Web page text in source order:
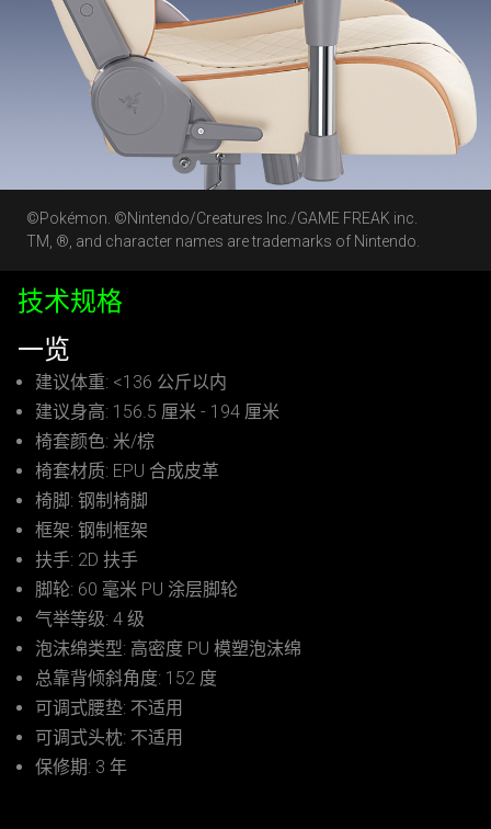
©Pokémon. ©Nintendo/Creatures Inc./GAME FREAK inc.
TM, ®, and character names are trademarks of Nintendo.
技术规格
一览
建议体重: <136 公斤以内
建议身高: 156.5 厘米 - 194 厘米
椅套颜色: 米/棕
椅套材质: EPU 合成皮革
椅脚: 钢制椅脚
框架: 钢制框架
扶手: 2D 扶手
脚轮: 60 毫米 PU 涂层脚轮
气举等级: 4 级
泡沫绵类型: 高密度 PU 模塑泡沫绵
总靠背倾斜角度: 152 度
可调式腰垫: 不适用
可调式头枕: 不适用
保修期: 3 年